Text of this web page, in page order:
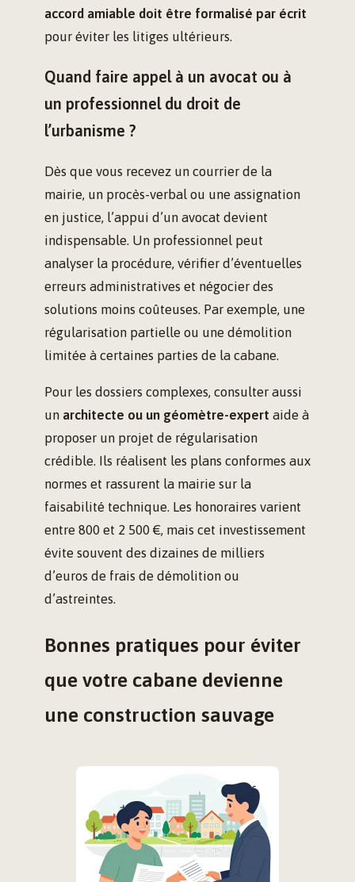
accord amiable doit être formalisé par écrit
pour éviter les litiges ultérieurs.
Quand faire appel à un avocat ou à
un professionnel du droit de
l’urbanisme ?
Dès que vous recevez un courrier de la
mairie, un procès-verbal ou une assignation
en justice, l’appui d’un avocat devient
indispensable. Un professionnel peut
analyser la procédure, vérifier d’éventuelles
erreurs administratives et négocier des
solutions moins coûteuses. Par exemple, une
régularisation partielle ou une démolition
limitée à certaines parties de la cabane.
Pour les dossiers complexes, consulter aussi
un architecte ou un géomètre-expert aide à
proposer un projet de régularisation
crédible. Ils réalisent les plans conformes aux
normes et rassurent la mairie sur la
faisabilité technique. Les honoraires varient
entre 800 et 2 500 €, mais cet investissement
évite souvent des dizaines de milliers
d’euros de frais de démolition ou
d’astreintes.
Bonnes pratiques pour éviter
que votre cabane devienne
une construction sauvage